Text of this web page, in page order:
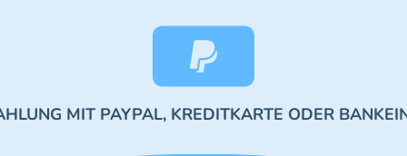
MIT PAYPAL, KREDITKARTE ODER